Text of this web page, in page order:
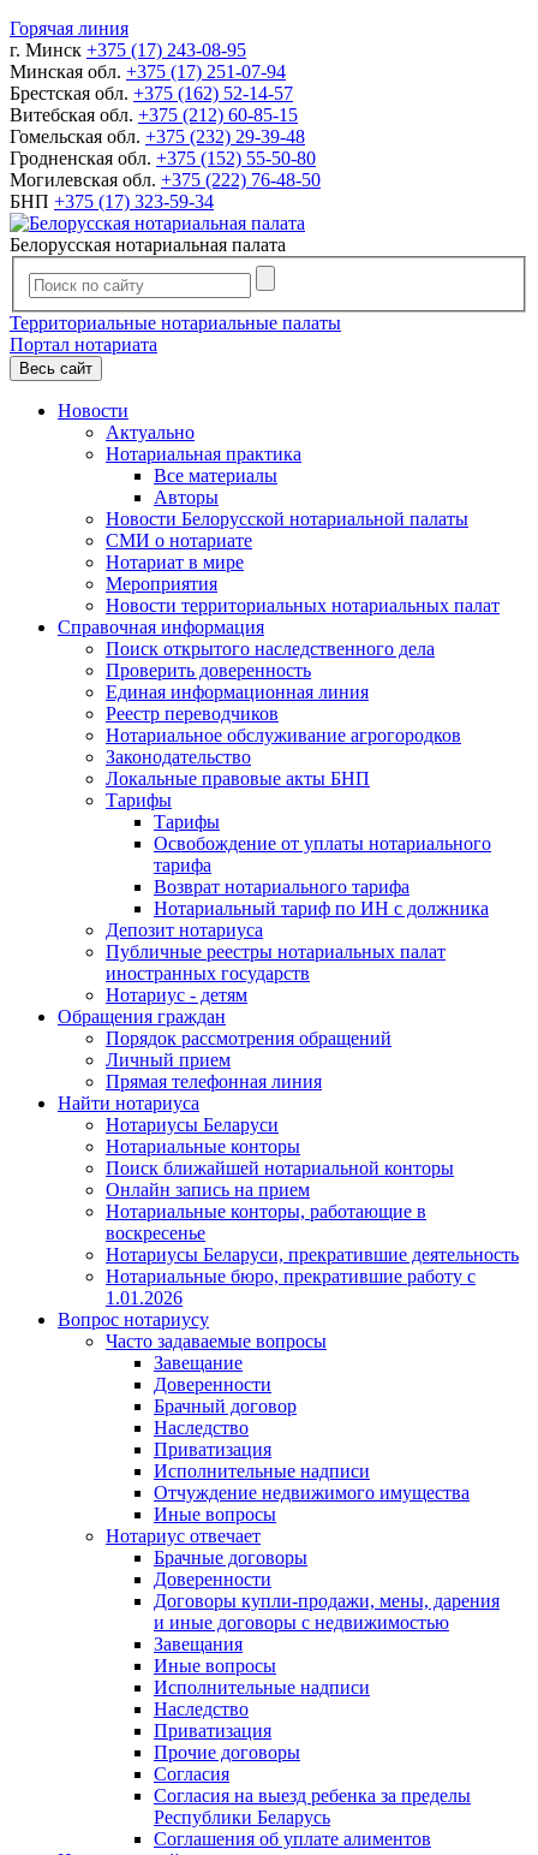
Горячая линия
г. Минск +375 (17) 243-08-95
Минская обл. +375 (17) 251-07-94
Брестская обл. +375 (162) 52-14-57
Витебская обл. +375 (212) 60-85-15
Гомельская обл. +375 (232) 29-39-48
Гродненская обл. +375 (152) 55-50-80
Могилевская обл. +375 (222) 76-48-50
БНП +375 (17) 323-59-34
Белорусская нотариальная палата
Территориальные нотариальные палаты
Портал нотариата
Весь сайт
Новости
Актуально
Нотариальная практика
Все материалы
Авторы
Новости Белорусской нотариальной палаты
СМИ о нотариате
Нотариат в мире
Мероприятия
Новости территориальных нотариальных палат
Справочная информация
Поиск открытого наследственного дела
Проверить доверенность
Единая информационная линия
Реестр переводчиков
Нотариальное обслуживание агрогородков
Законодательство
Локальные правовые акты БНП
Тарифы
Тарифы
Освобождение от уплаты нотариального
тарифа
Возврат нотариального тарифа
Нотариальный тариф по ИН с должника
Депозит нотариуса
Публичные реестры нотариальных палат
иностранных государств
Нотариус - детям
Обращения граждан
Порядок рассмотрения обращений
Личный прием
Прямая телефонная линия
Найти нотариуса
Нотариусы Беларуси
Нотариальные конторы
Поиск ближайшей нотариальной конторы
Онлайн запись на прием
Нотариальные конторы, работающие в
воскресенье
Нотариусы Беларуси, прекратившие деятельность
Нотариальные бюро, прекратившие работу с
1.01.2026
Вопрос нотариусу
Часто задаваемые вопросы
Завещание
Доверенности
Брачный договор
Наследство
Приватизация
Исполнительные надписи
Отчуждение недвижимого имущества
Иные вопросы
Нотариус отвечает
Брачные договоры
Доверенности
Договоры купли-продажи, мены, дарения
и иные договоры с недвижимостью
Завещания
Иные вопросы
Исполнительные надписи
Наследство
Приватизация
Прочие договоры
Согласия
Согласия на выезд ребенка за пределы
Республики Беларусь
Соглашения об уплате алиментов